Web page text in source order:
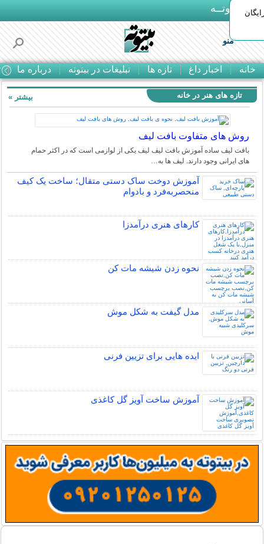
بـیتوتــه
منو
خانه اخبار داغ تازه ها تبلیغات در بیتوته درباره ما
تازه های هنر در خانه
روش های متفاوت بافت لیف
بافت لیف ساده آموزش بافت لیف لیف یکی از لوازمی است که در اکثر حمام
های ایرانی وجود دارند. لیف ها به…
آموزش دوخت ساک دستی متقال؛ ساخت یک کیف
منحصربه‌فرد و بادوام
کارهای هنری درآمدزا
نحوه زدن شیشه مات کن
مدل گیفت به شکل موش
ایده هایی برای تزیین فرنی
آموزش ساخت آویز گل کاغذی
بیشتر »